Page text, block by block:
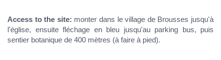
Access to the site: monter dans le village de Brousses jusqu'à
l'église, ensuite fléchage en bleu jusqu'au parking bus, puis
sentier botanique de 400 mètres (à faire à pied).